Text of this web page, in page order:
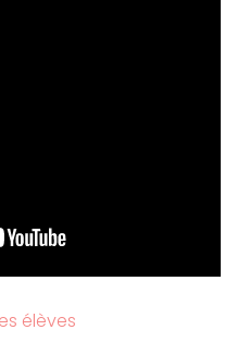
élèves